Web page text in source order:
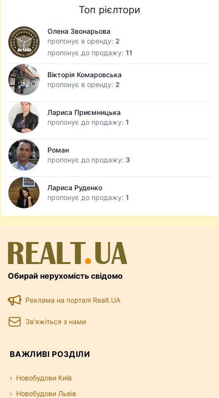
Топ рієлтори
Олена Звонарьова
пропонує в оренду: 2
пропонує до продажу: 11
Вікторія Комаровська
пропонує в оренду: 2
Лариса Приємницька
пропонує до продажу: 1
Роман
пропонує до продажу: 3
Лариса Руденко
пропонує до продажу: 1
Обирай нерухомість свідомо
Реклама на порталі Realt.UA
Зв'яжіться з нами
ВАЖЛИВІ РОЗДІЛИ
Новобудови Київ
Новобудови Львів